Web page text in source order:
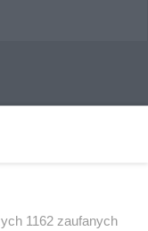
Informacyjny Miasta
1162 zaufanych